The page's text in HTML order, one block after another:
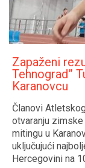
Zapaženi
Tehnograd”
Karanovcu
Članovi
otvaranju
mitingu u
uključujući
Hercegovini na